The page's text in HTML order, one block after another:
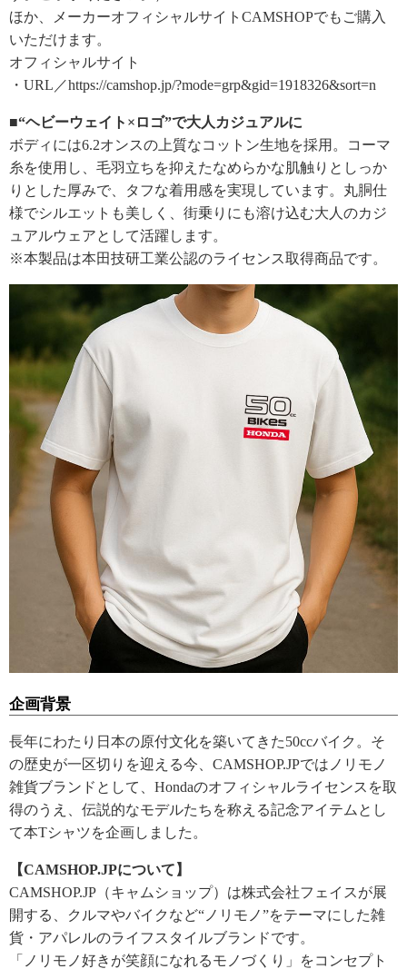
ほか、メーカーオフィシャルサイトCAMSHOPでもご購入
いただけます。
オフィシャルサイト
・URL／https://camshop.jp/?mode=grp&gid=1918326&sort=n
■“ヘビーウェイト×ロゴ”で大人カジュアルに
ボディには6.2オンスの上質なコットン生地を採用。コーマ
糸を使用し、毛羽立ちを抑えたなめらかな肌触りとしっか
りとした厚みで、タフな着用感を実現しています。丸胴仕
様でシルエットも美しく、街乗りにも溶け込む大人のカジ
ュアルウェアとして活躍します。
※本製品は本田技研工業公認のライセンス取得商品です。
企画背景
長年にわたり日本の原付文化を築いてきた50ccバイク。そ
の歴史が一区切りを迎える今、CAMSHOP.JPではノリモノ
雑貨ブランドとして、Hondaのオフィシャルライセンスを取
得のうえ、伝説的なモデルたちを称える記念アイテムとし
て本Tシャツを企画しました。
【CAMSHOP.JPについて】
CAMSHOP.JP（キャムショップ）は株式会社フェイスが展
開する、クルマやバイクなど“ノリモノ”をテーマにした雑
貨・アパレルのライフスタイルブランドです。
「ノリモノ好きが笑顔になれるモノづくり」をコンセプト